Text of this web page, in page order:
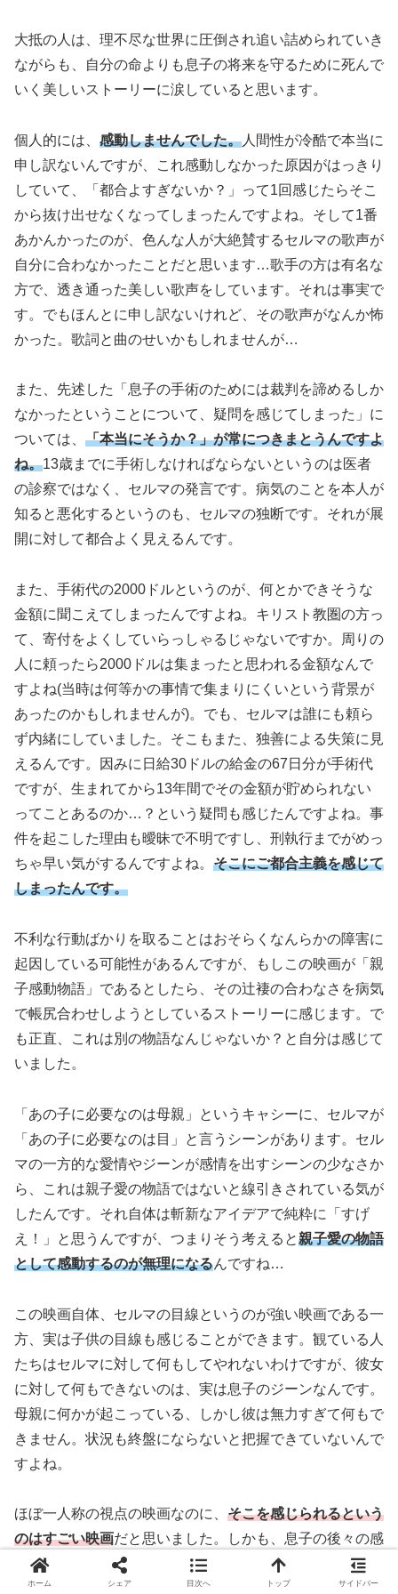
大抵の人は、理不尽な世界に圧倒され追い詰められていき
ながらも、自分の命よりも息子の将来を守るために死んで
いく美しいストーリーに涙していると思います。
個人的には、 感動しませんでした。 人間性が冷酷で本当に
申し訳ないんですが、これ感動しなかった原因がはっきり
していて、「都合よすぎないか？」って1回感じたらそこ
から抜け出せなくなってしまったんですよね。そして1番
あかんかったのが、色んな人が大絶賛するセルマの歌声が
自分に合わなかったことだと思います…歌手の方は有名な
方で、透き通った美しい歌声をしています。それは事実で
す。でもほんとに申し訳ないけれど、その歌声がなんか怖
かった。歌詞と曲のせいかもしれませんが…
また、先述した「息子の手術のためには裁判を諦めるしか
なかったということについて、疑問を感じてしまった」に
ついては、 「本当にそうか？」が常につきまとうんですよ
ね。13歳までに手術しなければならないというのは医者
の診察ではなく、セルマの発言です。病気のことを本人が
知ると悪化するというのも、セルマの独断です。それが展
開に対して都合よく見えるんです。
また、手術代の2000ドルというのが、何とかできそうな
金額に聞こえてしまったんですよね。キリスト教圏の方っ
て、寄付をよくしていらっしゃるじゃないですか。周りの
人に頼ったら2000ドルは集まったと思われる金額なんで
すよね(当時は何等かの事情で集まりにくいという背景が
あったのかもしれませんが)。でも、セルマは誰にも頼ら
ず内緒にしていました。そこもまた、独善による失策に見
えるんです。因みに日給30ドルの給金の67日分が手術代
ですが、生まれてから13年間でその金額が貯められない
ってことあるのか…？という疑問も感じたんですよね。事
件を起こした理由も曖昧で不明ですし、刑執行までがめっ
ちゃ早い気がするんですよね。 そこにご都合主義を感じて
しまったんです。
不利な行動ばかりを取ることはおそらくなんらかの障害に
起因している可能性があるんですが、もしこの映画が「親
子感動物語」であるとしたら、その辻褄の合わなさを病気
で帳尻合わせしようとしているストーリーに感じます。で
も正直、これは別の物語なんじゃないか？と自分は感じて
いました。
「あの子に必要なのは母親」というキャシーに、セルマが
「あの子に必要なのは目」と言うシーンがあります。セル
マの一方的な愛情やジーンが感情を出すシーンの少なさか
ら、これは親子愛の物語ではないと線引きされている気が
したんです。それ自体は斬新なアイデアで純粋に「すげ
え！」と思うんですが、つまりそう考えると親子愛の物語
として感動するのが無理になるんですね…
この映画自体、セルマの目線というのが強い映画である一
方、実は子供の目線も感じることができます。観ている人
たちはセルマに対して何もしてやれないわけですが、彼女
に対して何もできないのは、実は息子のジーンなんです。
母親に何かが起こっている、しかし彼は無力すぎて何もで
きません。状況も終盤にならないと把握できていないんで
すよね。
ほぼ一人称の視点の映画なのに、 そこを感じられるという
のはすごい映画だと思いました。しかも、息子の後々の感
情としては母親への感謝だとか恋しさとかじゃなくて、多
分憎しみとかも相当入ってるんだろうなというのが予測で
ホーム シェア 目次へ トップ サイドバー